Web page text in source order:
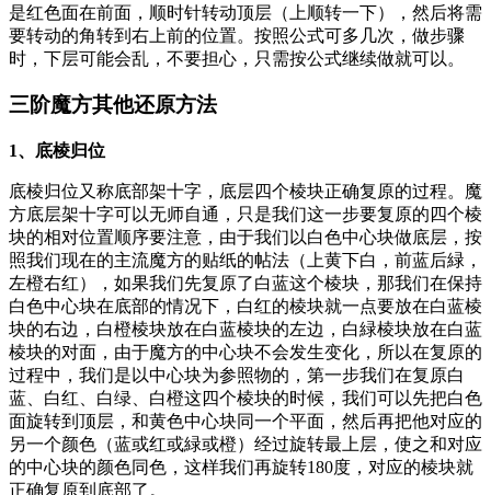
是红色面在前面，顺时针转动顶层（上顺转一下），然后将需
要转动的角转到右上前的位置。按照公式可多几次，做步骤
时，下层可能会乱，不要担心，只需按公式继续做就可以。
三阶魔方其他还原方法
1、底棱归位
底棱归位又称底部架十字，底层四个棱块正确复原的过程。魔
方底层架十字可以无师自通，只是我们这一步要复原的四个棱
块的相对位置顺序要注意，由于我们以白色中心块做底层，按
照我们现在的主流魔方的贴纸的帖法（上黄下白，前蓝后緑，
左橙右红），如果我们先复原了白蓝这个棱块，那我们在保持
白色中心块在底部的情况下，白红的棱块就一点要放在白蓝棱
块的右边，白橙棱块放在白蓝棱块的左边，白緑棱块放在白蓝
棱块的对面，由于魔方的中心块不会发生变化，所以在复原的
过程中，我们是以中心块为参照物的，第一步我们在复原白
蓝、白红、白绿、白橙这四个棱块的时候，我们可以先把白色
面旋转到顶层，和黄色中心块同一个平面，然后再把他对应的
另一个颜色（蓝或红或緑或橙）经过旋转最上层，使之和对应
的中心块的颜色同色，这样我们再旋转180度，对应的棱块就
正确复原到底部了。